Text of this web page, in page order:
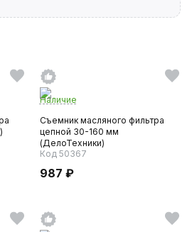
Наличие
Съемник масляного фильтра
цепной 30-160 мм
(ДелоТехники)
Код 50367
987 ₽